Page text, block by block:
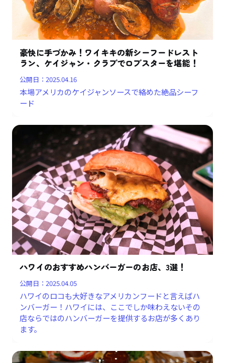
豪快に手づかみ！ワイキキの新シーフードレスト
ラン、ケイジャン・クラブでロブスターを堪能！
公開日：2025.04.16
本場アメリカのケイジャンソースで絡めた絶品シーフ
ード
ハワイのおすすめハンバーガーのお店、3選！
公開日：2025.04.05
ハワイのロコも大好きなアメリカンフードと言えばハ
ンバーガー！ハワイには、ここでしか味わえないその
店ならではのハンバーガーを提供するお店が多くあり
ます。